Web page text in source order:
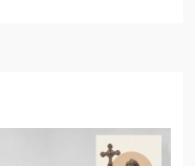
в России, но
определять